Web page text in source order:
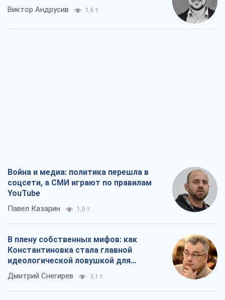
Виктор Андрусив 1,6 т.
Война и медиа: политика перешла в
соцсети, а СМИ играют по правилам
YouTube
Павел Казарин 1,0 т.
В плену собственных мифов: как
Константиновка стала главной
идеологической ловушкой для
российских оккупантов
Дмитрий Снегирев 3,1 т.